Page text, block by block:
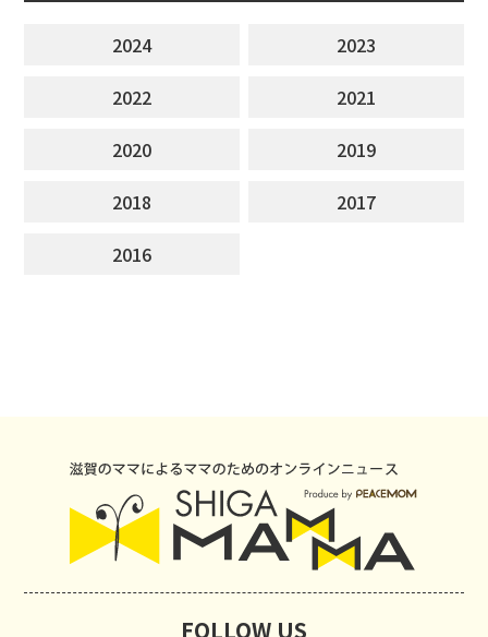
2024
2023
2022
2021
2020
2019
2018
2017
2016
FOLLOW US